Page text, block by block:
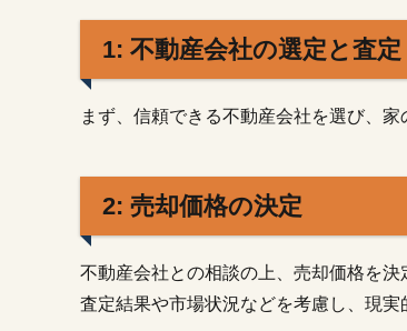
処理
き渡
□離
婚
の
住
1: 不動産会社の選定と査定
まず、信頼できる不動産会社を選び、家
2: 売却価格の決定
不動産会社との相談の上、売却価格を決
査定結果や市場状況などを考慮し、現実